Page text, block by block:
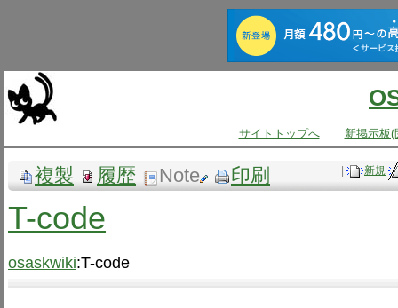
サイトトップへ 新掲示板(
| 新規
複製 履歴 Note 印刷
T-code
osaskwiki:T-code